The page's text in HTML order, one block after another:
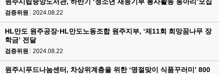
검증위원 2024.08.22
HL만도 원주공장·HL만도노동조합 원주지부, ‘제11회 희망꿈나무 장
학금’ 전달
검증위원 2024.08.22
원주시푸드나눔센터, 차상위계층을 위한 ‘명절맞이 식품꾸러미’ 800